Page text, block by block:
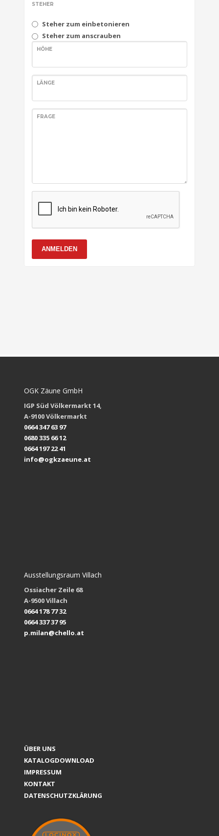
STEHER
Steher zum einbetonieren
Steher zum anscrauben
HÖHE
LÄNGE
FRAGE
ANMELDEN
OGK Zäune GmbH
IGP Süd Völkermarkt 14,
A-9100 Völkermarkt
0664 347 63 97
0680 335 66 12
0664 197 22 41
info@ogkzaeune.at
Ausstellungsraum Villach
Ossiacher Zeile 68
A-9500 Villach
0664 178 77 32
0664 337 37 95
p.milan@chello.at
ÜBER UNS
KATALOGDOWNLOAD
IMPRESSUM
KONTAKT
DATENSCHUTZKLÄRUNG